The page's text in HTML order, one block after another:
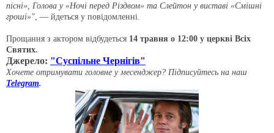
пісні», Голова у «Ночі перед Різдвом» та Слейтон у виставі «Смішні
гроші»" , — йдеться у повідомленні.
Прощання з актором відбудеться 14 травня о 12:00 у церкві Всіх
Святих.
Джерело: "Суспільне Чернігів"
Хочете отримувати головне у месенджер? Підписуйтесь на наш
Telegram.